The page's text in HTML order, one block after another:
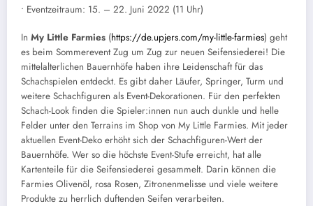
• Eventzeitraum: 15. – 22. Juni 2022 (11 Uhr)
In My Little Farmies (https://de.upjers.com/my-little-farmies) geht
es beim Sommerevent Zug um Zug zur neuen Seifensiederei! Die
mittelalterlichen Bauernhöfe haben ihre Leidenschaft für das
Schachspielen entdeckt. Es gibt daher Läufer, Springer, Turm und
weitere Schachfiguren als Event-Dekorationen. Für den perfekten
Schach-Look finden die Spieler:innen nun auch dunkle und helle
Felder unter den Terrains im Shop von My Little Farmies. Mit jeder
aktuellen Event-Deko erhöht sich der Schachfiguren-Wert der
Bauernhöfe. Wer so die höchste Event-Stufe erreicht, hat alle
Kartenteile für die Seifensiederei gesammelt. Darin können die
Farmies Olivenöl, rosa Rosen, Zitronenmelisse und viele weitere
Produkte zu herrlich duftenden Seifen verarbeiten.